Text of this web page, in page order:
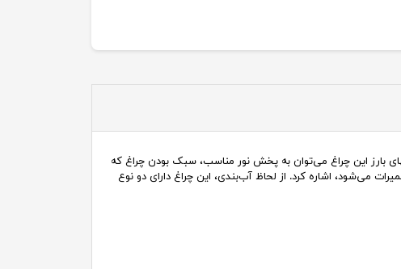
انتخابها در محدوده توان ۱۵۰ – ۲۵۰ وات تبدیل شده است. از ویژگیهای بارز این چراغ می‌توان به پخش نور مناسب، سبک بودن چراغ که
می‌شود، اشاره کرد. از لحاظ آب‌بندی، این چراغ دارای دو نوع